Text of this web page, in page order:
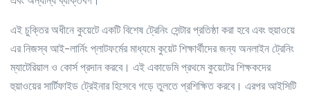
এই চুক্তির অধীনে কুয়েটে একটি বিশেষ ট্রেনিং সেন্টার প্রতিষ্ঠা করা হবে এবং হুয়াওয়ে
এর নিজস্ব আই-লার্নিং প্লাটফর্মের মাধ্যমে কুয়েট শিক্ষার্থীদের জন্য অনলাইন ট্রেনিং
ম্যাটেরিয়াল ও কোর্স প্রদান করবে। এই একাডেমি প্রথমে কুয়েটের শিক্ষকদের
হুয়াওয়ের সার্টিফাইড ট্রেইনার হিসেবে গড়ে তুলতে প্রশিক্ষিত করবে। এরপর আইসিটি